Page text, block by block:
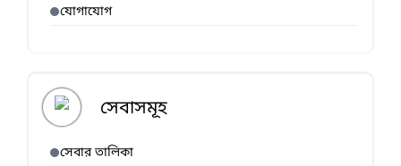
যোগাযোগ
সেবাসমূহ
সেবার তালিকা